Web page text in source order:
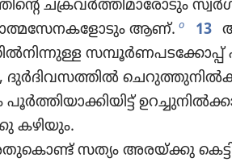
ചക്രവർത്തി​മാരോ​ടും
ആണ്‌. o 13
പൂർത്തി​യാ​ക്കി​യിട്ട്‌
കഴിയും.
സത്യം അരയ്‌ക്കു